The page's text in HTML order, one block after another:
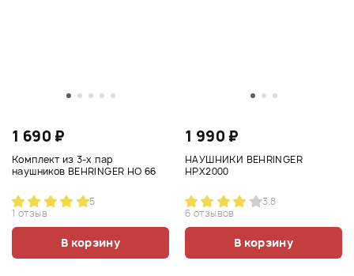
1 690 ₽
Комплект из 3-х пар
наушников BEHRINGER HO 66
5
1 отзыв
В корзину
1 990 ₽
НАУШНИКИ BEHRINGER
HPX2000
3.8
6 отзывов
В корзину